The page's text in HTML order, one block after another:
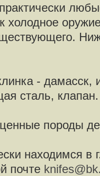
холодное
- дамасск,
сталь, клапан.
породы
находимся в
почте